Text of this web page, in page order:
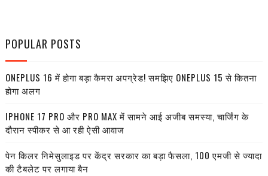
POPULAR POSTS
ONEPLUS 16 में होगा बड़ा कैमरा अपग्रेड! समझिए ONEPLUS 15 से कितना
होगा अलग
IPHONE 17 PRO और PRO MAX में सामने आई अजीब समस्या, चार्जिंग के
दौरान स्पीकर से आ रही ऐसी आवाज
पेन किलर निमेसुलाइड पर केंद्र सरकार का बड़ा फैसला, 100 एमजी से ज्यादा
की टैबलेट पर लगाया बैन